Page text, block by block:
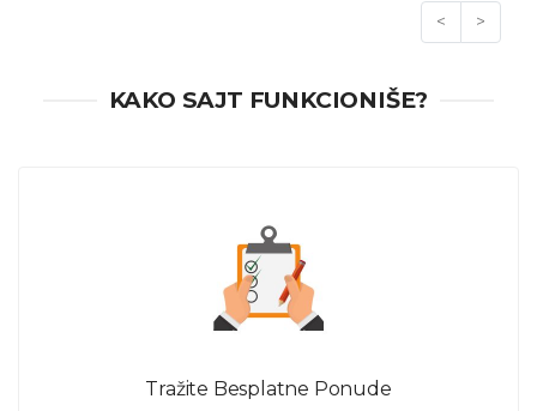
< >
KAKO SAJT FUNKCIONIŠE?
Tražite Besplatne Ponude